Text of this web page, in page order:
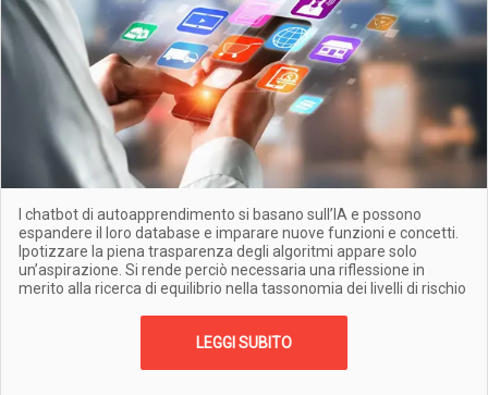
I chatbot di autoapprendimento si basano sull’IA e possono
espandere il loro database e imparare nuove funzioni e concetti.
Ipotizzare la piena trasparenza degli algoritmi appare solo
un’aspirazione. Si rende perciò necessaria una riflessione in
merito alla ricerca di equilibrio nella tassonomia dei livelli di rischio
LEGGI SUBITO